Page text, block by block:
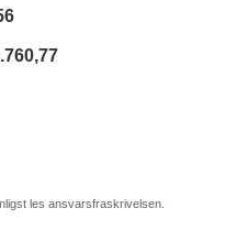
les ansvarsfraskrivelsen.